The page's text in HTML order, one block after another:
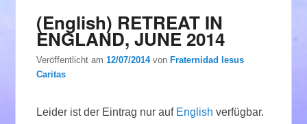
(English) RETREAT IN
ENGLAND, JUNE 2014
Veröffentlicht am12/07/2014 von Fraternidad Iesus
Caritas
Leider ist der Eintrag nur auf English verfügbar.